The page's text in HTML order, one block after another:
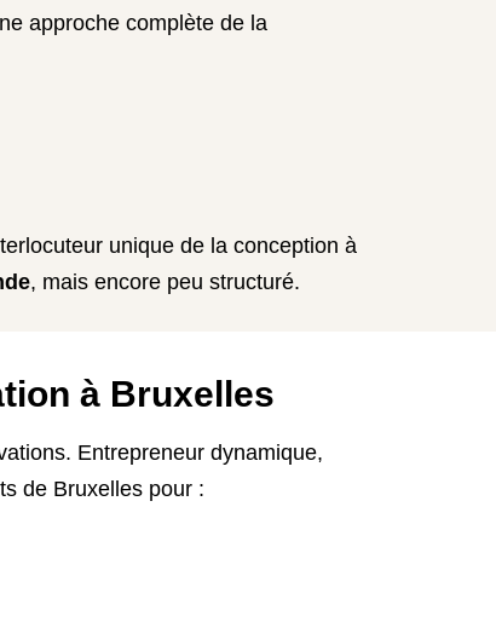
approche complète de la
unique de la conception à
, mais encore peu structuré.
à Bruxelles
Entrepreneur dynamique,
de Bruxelles pour :